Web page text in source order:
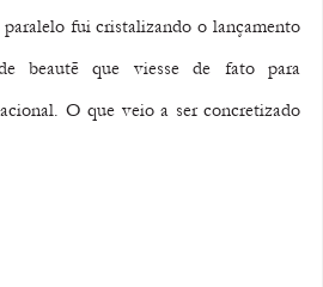
fui cristalizando o lançamento
beautē que viesse de fato para
O que veio a ser concretizado